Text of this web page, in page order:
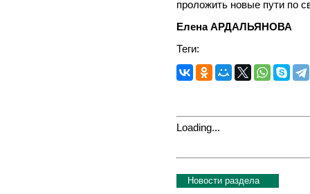
проложить новые пути по
Елена АРДАЛЬЯНОВА
Теги:
Loading...
Новости раздела